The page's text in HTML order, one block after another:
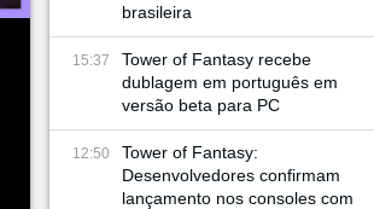
brasileira
15:37
Tower of Fantasy recebe
dublagem em português em
versão beta para PC
12:50
Tower of Fantasy:
Desenvolvedores confirmam
lançamento nos consoles com